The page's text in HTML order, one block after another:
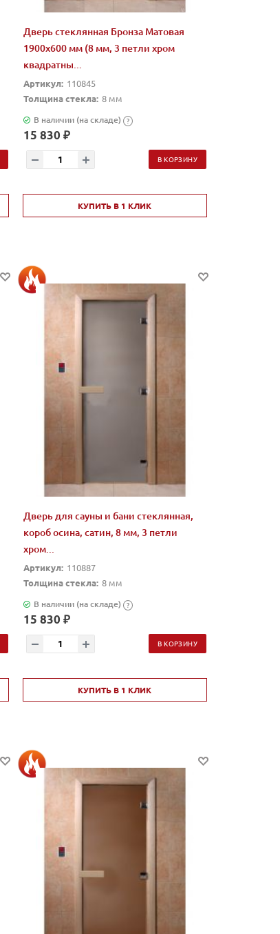
Дверь стеклянная Бронза Матовая
1900х600 мм (8 мм, 3 петли хром
квадратны...
Артикул: 110845
Толщина стекла: 8 мм
В наличии (на складе) ?
15 830 ₽
В КОРЗИНУ
КУПИТЬ В 1 КЛИК
Дверь для сауны и бани стеклянная,
короб осина, сатин, 8 мм, 3 петли
хром...
Артикул: 110887
Толщина стекла: 8 мм
В наличии (на складе) ?
15 830 ₽
В КОРЗИНУ
КУПИТЬ В 1 КЛИК